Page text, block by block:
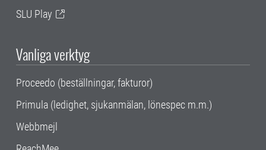
SLU Play
Vanliga verktyg
Proceedo (beställningar, fakturor)
Primula (ledighet, sjukanmälan, lönespec m.m.)
Webbmejl